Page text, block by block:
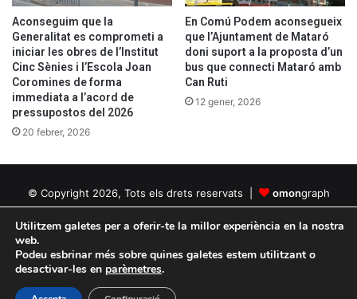
Aconseguim que la
Generalitat es comprometi a
iniciar les obres de l’Institut
Cinc Sènies i l’Escola Joan
Coromines de forma
immediata a l’acord de
pressupostos del 2026
20 febrer, 2026
En Comú Podem aconsegueix
que l’Ajuntament de Mataró
doni suport a la proposta d’un
bus que connecti Mataró amb
Can Ruti
12 gener, 2026
© Copyright 2026, Tots els drets reservats | omongraph
Política de privacitat
Política de cookies
Facebook
TwitterYouTubeInstagram
Utilitzem galetes per a oferir-te la millor experiència en la nostra
web.
Podeu esbrinar més sobre quines galetes estem utilitzant o
desactivar-les en parèmetres.